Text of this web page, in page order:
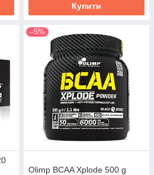
Купити
–5%
Olimp BCAA Xplode 500 g